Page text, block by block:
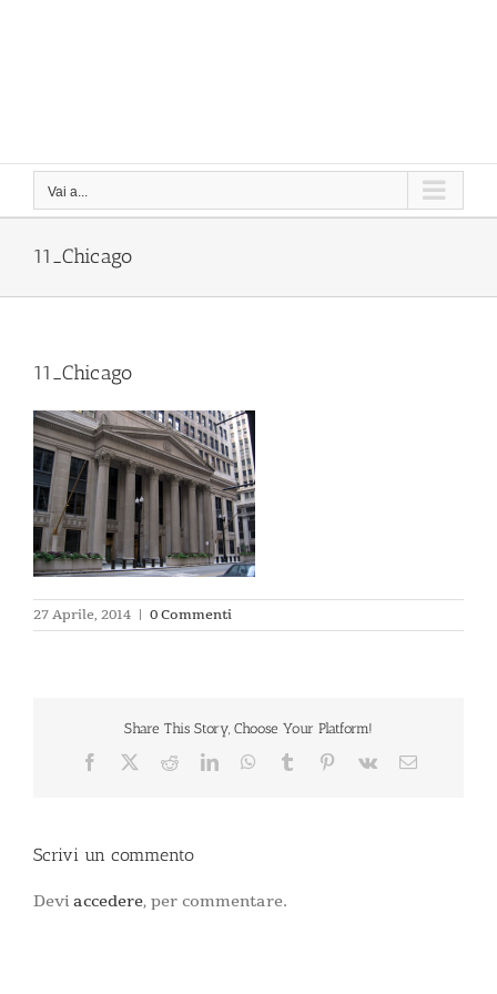
Vai a...
11_Chicago
11_Chicago
27 Aprile, 2014 | 0 Commenti
Share This Story, Choose Your Platform!
Facebook RedditLinkedInWhatsApp
Tumblr Pinterest
Vk Email
Scrivi un commento
Devi accedere, per commentare.